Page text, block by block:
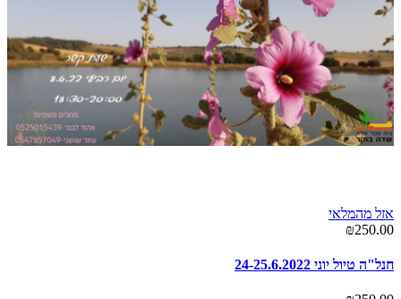
אזל מהמלאי
₪250.00
חנל"ה טיול יוני 24-25.6.2022